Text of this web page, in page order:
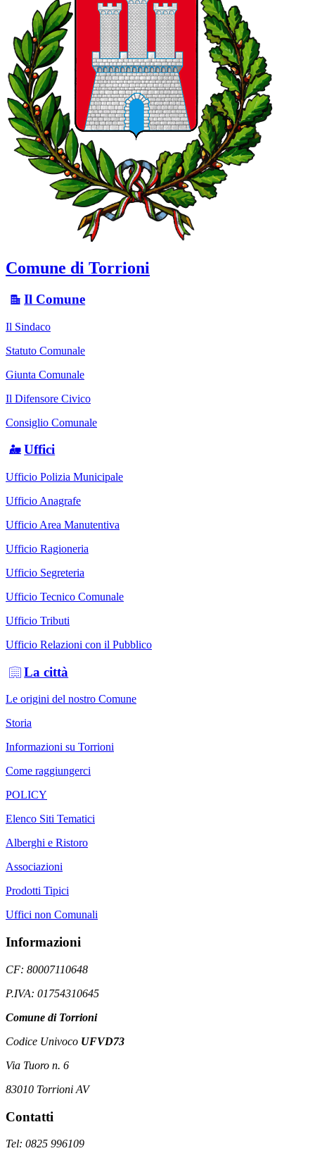
Comune di Torrioni
Il Comune
Il Sindaco
Statuto Comunale
Giunta Comunale
Il Difensore Civico
Consiglio Comunale
Uffici
Ufficio Polizia Municipale
Ufficio Anagrafe
Ufficio Area Manutentiva
Ufficio Ragioneria
Ufficio Segreteria
Ufficio Tecnico Comunale
Ufficio Tributi
Ufficio Relazioni con il Pubblico
La città
Le origini del nostro Comune
Storia
Informazioni su Torrioni
Come raggiungerci
POLICY
Elenco Siti Tematici
Alberghi e Ristoro
Associazioni
Prodotti Tipici
Uffici non Comunali
Informazioni
CF: 80007110648
P.IVA: 01754310645
Comune di Torrioni
Codice Univoco UFVD73
Via Tuoro n. 6
83010 Torrioni AV
Contatti
Tel: 0825 996109